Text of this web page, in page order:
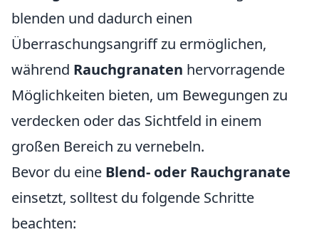
blenden und dadurch einen
Überraschungsangriff zu ermöglichen,
während Rauchgranaten hervorragende
Möglichkeiten bieten, um Bewegungen zu
verdecken oder das Sichtfeld in einem
großen Bereich zu vernebeln.
Bevor du eine Blend- oder Rauchgranate
einsetzt, solltest du folgende Schritte
beachten: